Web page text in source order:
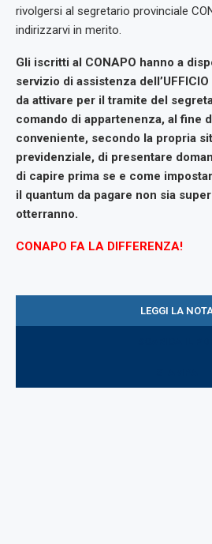
rivolgersi al segretario provinciale
indirizzarvi in merito.
Gli iscritti al CONAPO hanno a
servizio di assistenza dell’
da attivare per il tramite del
comando di appartenenza, al fine
conveniente, secondo la propria
previdenziale, di presentare
di capire prima se e come
il quantum da pagare non sia
otterranno.
CONAPO FA LA DIFFERENZA!
LEGGI LA